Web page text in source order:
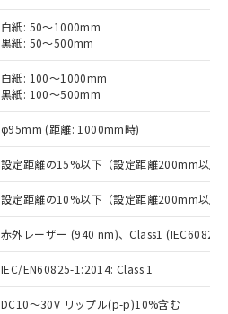
白紙: 50～1000mm
黒紙: 50～500mm
白紙: 100～1000mm
黒紙: 100～500mm
φ95mm (距離: 1000mm時)
設定距離の15%以下（設定距離200mm以上
設定距離の10%以下（設定距離200mm以上
赤外レーザー (940 nm)、Class1
IEC/EN60825-1:2014: Class 1
DC10～30V リップル(p-p)10%含む